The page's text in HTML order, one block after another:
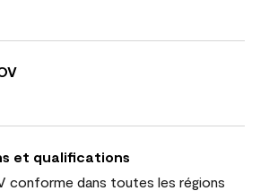
et qualifications
conforme dans toutes les régions